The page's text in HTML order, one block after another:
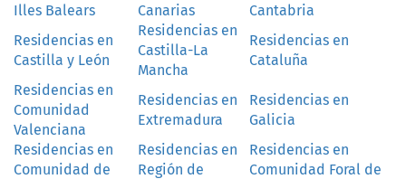
Illes Balears
Canarias
Cantabria
Residencias en
Castilla y León
Residencias en
Castilla-La
Mancha
Residencias en
Cataluña
Residencias en
Comunidad
Valenciana
Residencias en
Extremadura
Residencias en
Galicia
Residencias en
Comunidad de
Residencias en
Región de
Residencias en
Comunidad Foral de